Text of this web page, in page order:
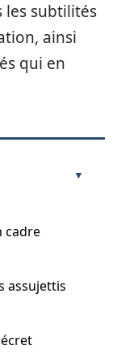
les subtilités
ainsi
qui en
cadre
assujettis